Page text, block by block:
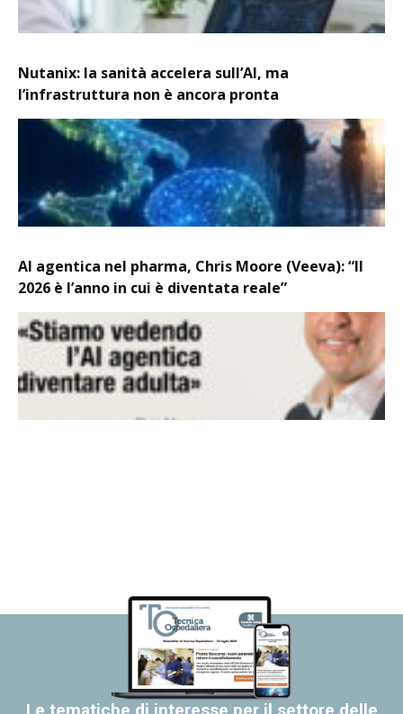
Nutanix: la sanità accelera sull’AI, ma
l’infrastruttura non è ancora pronta
AI agentica nel pharma, Chris Moore (Veeva): “Il
2026 è l’anno in cui è diventata reale”